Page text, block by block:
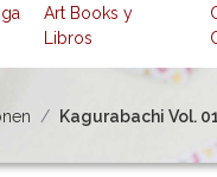
Art Books y
Libros
Kagurabachi Vol. 01